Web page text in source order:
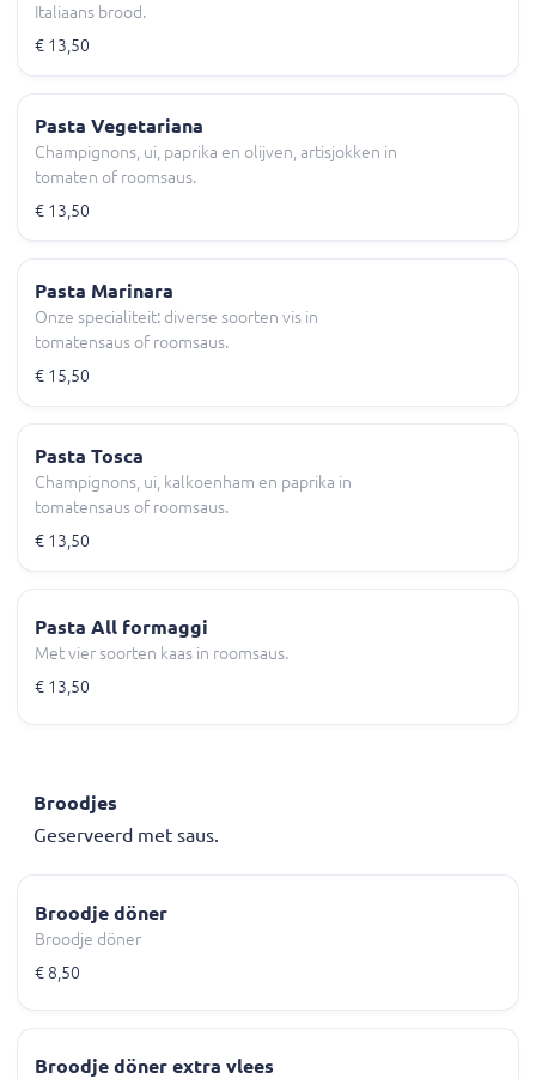
Italiaans brood.
€ 13,50
Pasta Vegetariana
Champignons, ui, paprika en olijven, artisjokken in
tomaten of roomsaus.
€ 13,50
Pasta Marinara
Onze specialiteit: diverse soorten vis in
tomatensaus of roomsaus.
€ 15,50
Pasta Tosca
Champignons, ui, kalkoenham en paprika in
tomatensaus of roomsaus.
€ 13,50
Pasta All formaggi
Met vier soorten kaas in roomsaus.
€ 13,50
Broodjes
Geserveerd met saus.
Broodje döner
Broodje döner
€ 8,50
Broodje döner extra vlees